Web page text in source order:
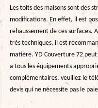
Les toits des maisons sont des
modifications. En effet, il est
rehaussement de ces surfaces.
très techniques, il est
matière. YD Couverture 72
a tous les équipements
complémentaires, veuillez le
devis qui ne nécessite pas le